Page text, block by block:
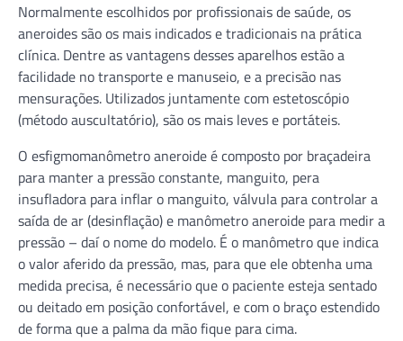
Normalmente escolhidos por profissionais de saúde, os
aneroides são os mais indicados e tradicionais na prática
clínica. Dentre as vantagens desses aparelhos estão a
facilidade no transporte e manuseio, e a precisão nas
mensurações. Utilizados juntamente com estetoscópio
(método auscultatório), são os mais leves e portáteis.
O esfigmomanômetro aneroide é composto por braçadeira
para manter a pressão constante, manguito, pera
insufladora para inflar o manguito, válvula para controlar a
saída de ar (desinflação) e manômetro aneroide para medir a
pressão – daí o nome do modelo. É o manômetro que indica
o valor aferido da pressão, mas, para que ele obtenha uma
medida precisa, é necessário que o paciente esteja sentado
ou deitado em posição confortável, e com o braço estendido
de forma que a palma da mão fique para cima.